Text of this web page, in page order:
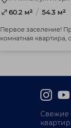
60.2 м² / 54.3 м²
Первое заселение!
комнатная квартира,
Свежие